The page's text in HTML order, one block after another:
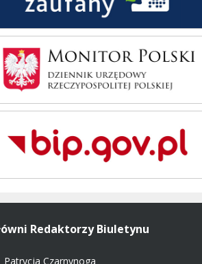
Polski
pl
Redaktorzy Biuletynu
Patrycja Czarnynoga